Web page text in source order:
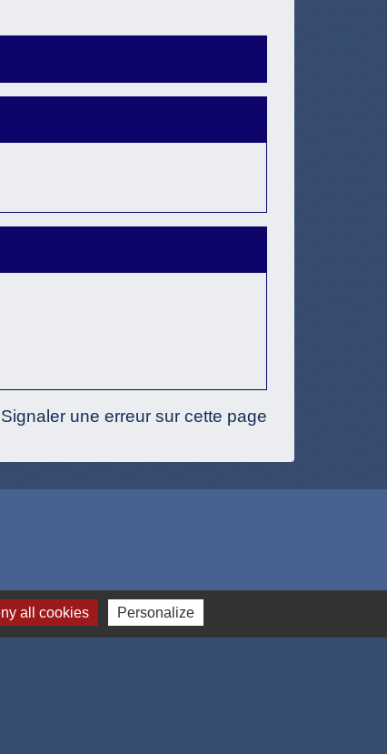
Signaler une erreur sur cette page
all cookies Personalize